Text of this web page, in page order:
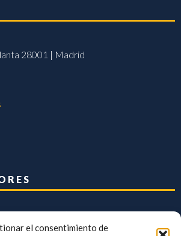
el consentimiento de
28001 | Madrid